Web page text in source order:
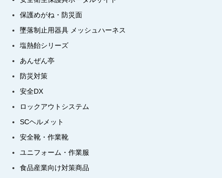
保護めがね・防災面
墜落制止用器具 メッシュハーネス
塩熱飴シリーズ
あんぜん亭
防災対策
安全DX
ロックアウトシステム
SCヘルメット
安全靴・作業靴
ユニフォーム・作業服
食品産業向け対策商品